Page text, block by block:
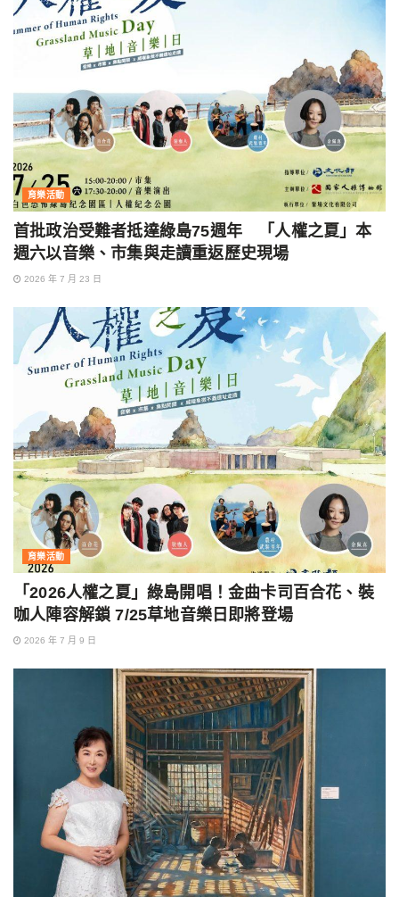
育樂活動
首批政治受難者抵達綠島75週年 「人權之夏」本
週六以音樂、市集與走讀重返歷史現場
2026 年 7 月 23 日
育樂活動
「2026人權之夏」綠島開唱！金曲卡司百合花、裝
咖人陣容解鎖 7/25草地音樂日即將登場
2026 年 7 月 9 日